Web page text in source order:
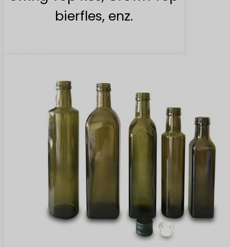
bierfles, enz.